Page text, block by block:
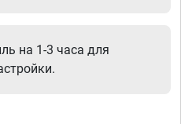
на 1-3 часа для